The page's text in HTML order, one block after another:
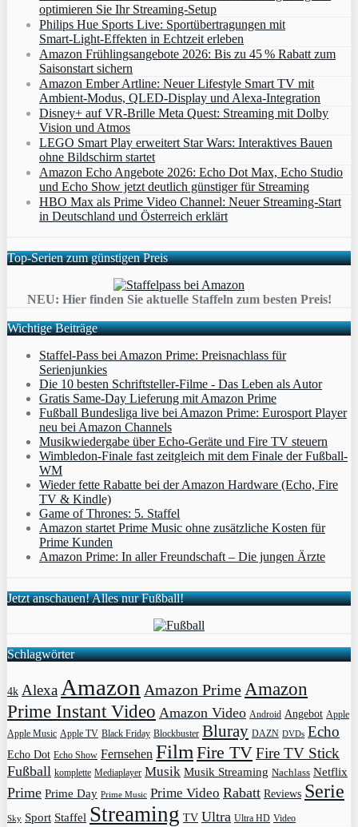
optimieren Sie Ihr Streaming-Setup
Philips Hue Sports Live: Sportübertragungen mit
Smart‑Light‑Effekten in Echtzeit erleben
Amazon Frühlingsangebote 2026: Bis zu 45 % Rabatt zum
Saisonstart sichern
Amazon Ember Artline: Neuer Lifestyle Smart TV mit
Ambient‑Modus, QLED‑Display und Alexa‑Integration
Disney+ auf VR-Brille Meta Quest: Streaming mit Dolby
Vision und Atmos
LEGO Smart Play erweitert Star Wars: Interaktives Bauen
ohne Bildschirm startet
Amazon Echo Angebote 2026: Echo Dot Max, Echo Studio
und Echo Show jetzt deutlich günstiger für Streaming
HBO Max als Prime Video Channel: Neuer Streaming‑Start
in Deutschland und Österreich erklärt
Top-Serien zum günstigen Preis
NEU: Hier finden Sie aktuelle Staffeln zum besten Preis!
Wichtige Beiträge
Staffel-Pass bei Amazon Prime: Preisnachlass für
Serienjunkies
Die 10 besten Schriftsteller-Filme - Das Leben als Autor
Gratis Same-Day Lieferung mit Amazon Prime
Fußball Bundesliga live bei Amazon Prime: Eurosport Player
neu bei Amazon Channels
Musikwiedergabe über Echo-Geräte und Fire TV steuern
Wimbledon-Finale fast zeitgleich mit dem Finale der Fußball-
WM
Wieder fette Rabatte bei der Amazon Hardware (Echo, Fire
TV & Kindle)
Game of Thrones: 5. Staffel
Amazon startet Prime Music ohne zusätzliche Kosten für
Prime Kunden
Amazon Prime: In aller Freundschaft – Die jungen Ärzte
Jetzt anschauen! Alles nur Fußball!
Schlagwörter
4k Alexa Amazon Amazon Prime Amazon
Prime Instant Video Amazon Video Android Angebot Apple
Apple Music Apple TV Black Friday Blockbuster Bluray DAZN DVDs Echo
Echo Dot Echo Show Fernsehen Film Fire TVFire TV Stick
Fußball komplette Mediaplayer Musik Musik Streaming Nachlass Netflix
Prime Prime Day Prime Music Prime Video Rabatt Reviews Serie
Sky Sport Staffel Streaming TV Ultra Ultra HD Video